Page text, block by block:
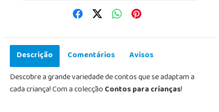
Descrição Comentários
Avisos
Descobre a grande variedade de contos que se adaptam a
cada criança! Com a colecçãoContos para crianças!